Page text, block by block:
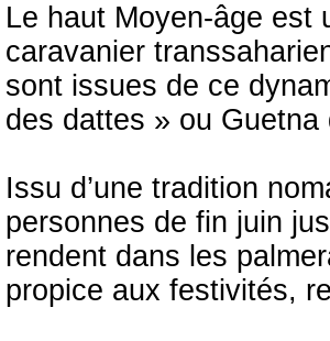
Le haut Moyen-âge est
caravanier
sont issues de ce
des dattes » ou Guetna
Issu d’une tradition
personnes de fin juin
rendent dans les
propice aux festivités,